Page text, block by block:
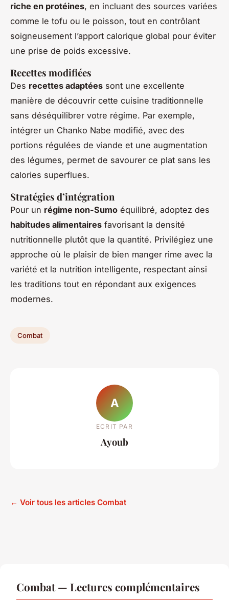
riche en protéines, en incluant des sources variées
comme le tofu ou le poisson, tout en contrôlant
soigneusement l’apport calorique global pour éviter
une prise de poids excessive.
Recettes modifiées
Des recettes adaptées sont une excellente
manière de découvrir cette cuisine traditionnelle
sans déséquilibrer votre régime. Par exemple,
intégrer un Chanko Nabe modifié, avec des
portions régulées de viande et une augmentation
des légumes, permet de savourer ce plat sans les
calories superflues.
Stratégies d’intégration
Pour un régime non-Sumo équilibré, adoptez des
habitudes alimentaires favorisant la densité
nutritionnelle plutôt que la quantité. Privilégiez une
approche où le plaisir de bien manger rime avec la
variété et la nutrition intelligente, respectant ainsi
les traditions tout en répondant aux exigences
modernes.
Combat
A
ECRIT PAR
Ayoub
← Voir tous les articles Combat
Combat — Lectures complémentaires